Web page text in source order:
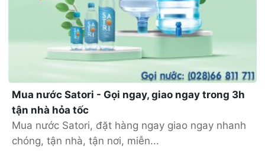
Mua nước Satori - Gọi ngay, giao ngay trong 3h
tận nhà hỏa tốc
Mua nước Satori, đặt hàng ngay giao ngay nhanh
chóng, tận nhà, tận nơi, miễn...